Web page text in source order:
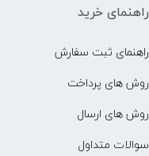
راهنمای خرید
راهنمای ثبت سفارش
روش های پرداخت
روش های ارسال
سوالات متداول